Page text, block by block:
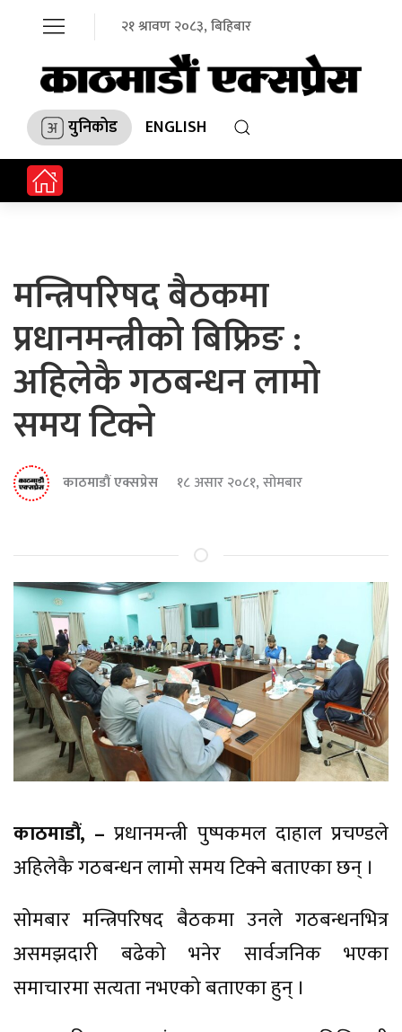
२१ श्रावण २०८३, बिहिबार
युनिकोड ENGLISH
मन्त्रिपरिषद बैठकमा
प्रधानमन्त्रीको बिफ्रिङ :
अहिलेकै गठबन्धन लामो
समय टिक्ने
काठमाडौं एक्सप्रेस १८ असार २०८१, सोमबार
काठमाडौं, – प्रधानमन्त्री पुष्पकमल दाहाल प्रचण्डले
अहिलेकै गठबन्धन लामो समय टिक्ने बताएका छन् ।
सोमबार मन्त्रिपरिषद बैठकमा उनले गठबन्धनभित्र
असमझदारी बढेको भनेर सार्वजनिक भएका
समाचारमा सत्यता नभएको बताएका हुन् ।